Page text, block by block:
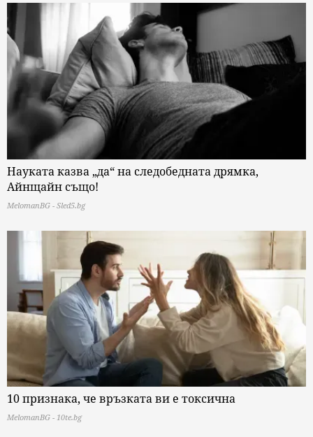
Науката казва „да“ на следобедната дрямка,
Айнщайн също!
MelomanBG - Sled5.bg
10 признака, че връзката ви е токсична
MelomanBG - 10te.bg